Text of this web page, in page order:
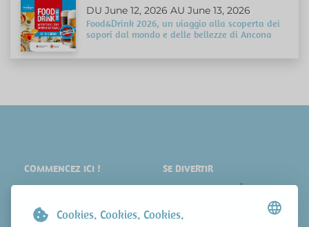
Cookies. Cookies. Cookies.
DU June 12, 2026 AU June 13, 2026
Food&Drink 2026, un viaggio alla scoperta dei
sapori dal mondo e delle bellezze di Ancona
COMMENCEZ ICI !
LIEUX
À VOIR
SE DIVERTIR
SHOPPING
ÉVÉNEMENTS